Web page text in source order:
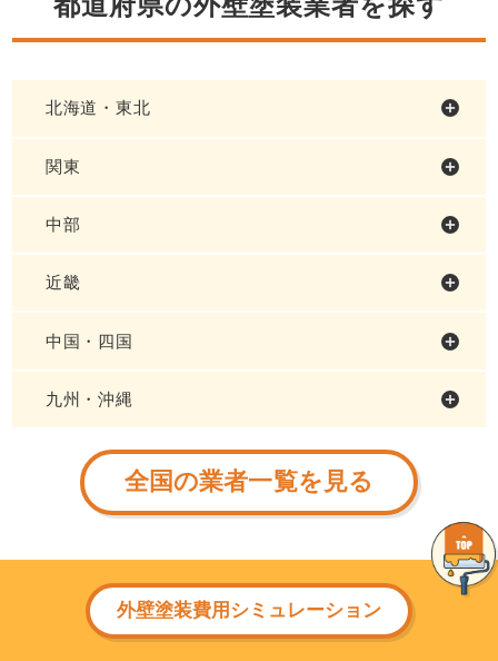
北海道・東北
関東
中部
近畿
中国・四国
九州・沖縄
全国の業者一覧を見る
外壁塗装費用シミュレーション